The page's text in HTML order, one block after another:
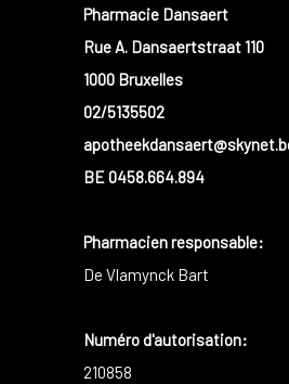
Pharmacie Dansaert
Rue A. Dansaertstraat 110
1000 Bruxelles
02/5135502
BE 0458.664.894
Pharmacien responsable:
De Vlamynck Bart
Numéro d'autorisation:
210858